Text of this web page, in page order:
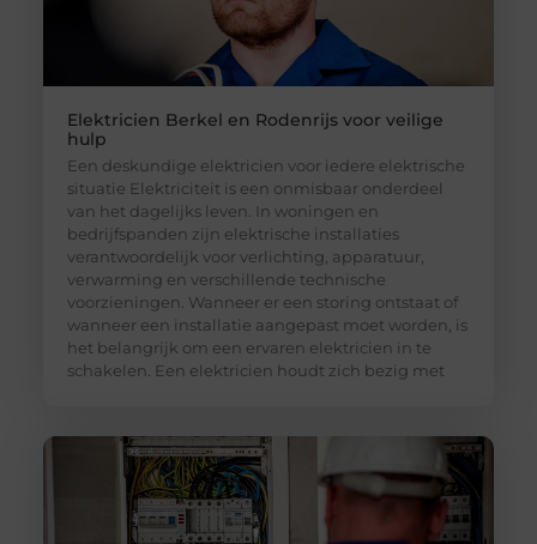
Elektricien Berkel en Rodenrijs voor veilige
hulp
Een deskundige elektricien voor iedere elektrische
situatie Elektriciteit is een onmisbaar onderdeel
van het dagelijks leven. In woningen en
bedrijfspanden zijn elektrische installaties
verantwoordelijk voor verlichting, apparatuur,
verwarming en verschillende technische
voorzieningen. Wanneer er een storing ontstaat of
wanneer een installatie aangepast moet worden, is
het belangrijk om een ervaren elektricien in te
schakelen. Een elektricien houdt zich bezig met